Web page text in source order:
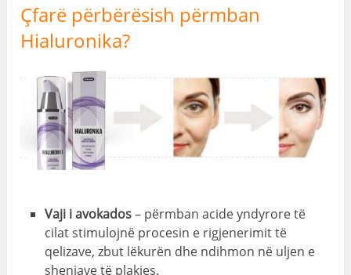
Çfarë përbërësish përmban
Hialuronika?
Vaji i avokados– përmban acide yndyrore të
cilat stimulojnë procesin e rigjenerimit të
qelizave, zbut lëkurën dhe ndihmon në uljen e
shenjave të plakjes.